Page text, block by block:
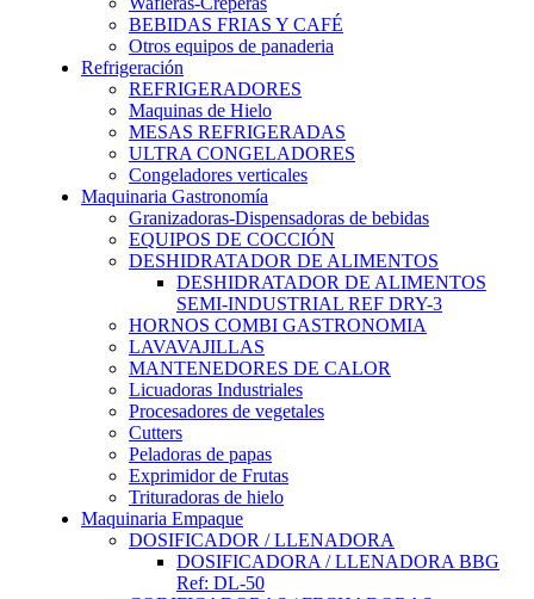
BEBIDAS FRIAS Y CAFÉ
Otros equipos de panaderia
Refrigeración
REFRIGERADORES
Maquinas de Hielo
MESAS REFRIGERADAS
ULTRA CONGELADORES
Congeladores verticales
Maquinaria Gastronomía
Granizadoras-Dispensadoras de bebidas
EQUIPOS DE COCCIÓN
DESHIDRATADOR DE ALIMENTOS
DESHIDRATADOR DE ALIMENTOS
SEMI-INDUSTRIAL REF DRY-3
HORNOS COMBI GASTRONOMIA
LAVAVAJILLAS
MANTENEDORES DE CALOR
Licuadoras Industriales
Procesadores de vegetales
Cutters
Peladoras de papas
Exprimidor de Frutas
Trituradoras de hielo
Maquinaria Empaque
DOSIFICADOR / LLENADORA
DOSIFICADORA / LLENADORA BBG
Ref: DL-50